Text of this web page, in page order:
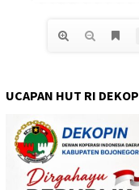
UCAPAN HUT RI